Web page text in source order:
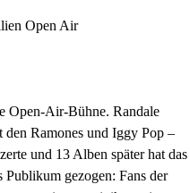
Open Air
Open-Air-Bühne. Randale
Ramones und Iggy Pop –
und 13 Alben später hat das
Publikum gezogen: Fans der